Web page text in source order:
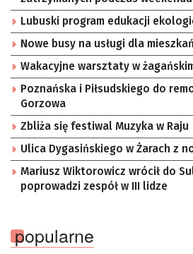
Lubuski program edukacji
Nowe busy na usługi dla
Wakacyjne warsztaty w
Poznańska i Piłsudskiego do
Gorzowa
Zbliża się festiwal Muzyka w Raju
Ulica Dygasińskiego w Żarach z
Mariusz Wiktorowicz wrócił do
poprowadzi zespół w III lidze
popularne